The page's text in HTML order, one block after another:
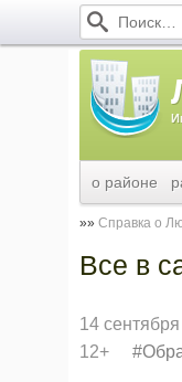
о районе
Справка о
Все в
14
12+